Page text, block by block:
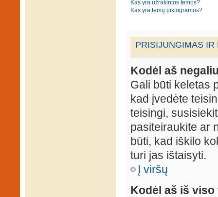
Kas yra užrakintos temos?
Kas yra temų piktogramos?
PRISIJUNGIMAS IR
Kodėl aš
Gali būti keletas
kad įvedėte
teisingi,
pasiteiraukite ar
būti, kad iškilo
turi jas ištaisyti.
Į viršų
Kodėl aš iš